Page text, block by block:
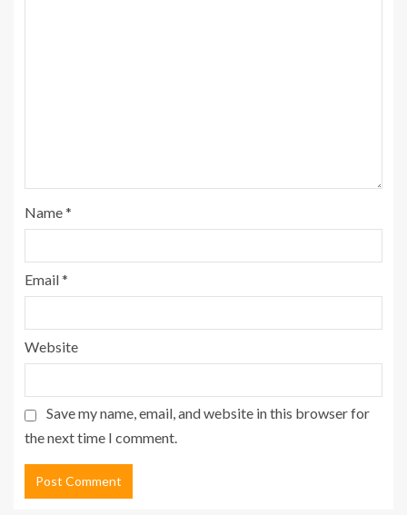
Name*
Email*
Website
Save my name, email, and website in this browser for
the next time I comment.